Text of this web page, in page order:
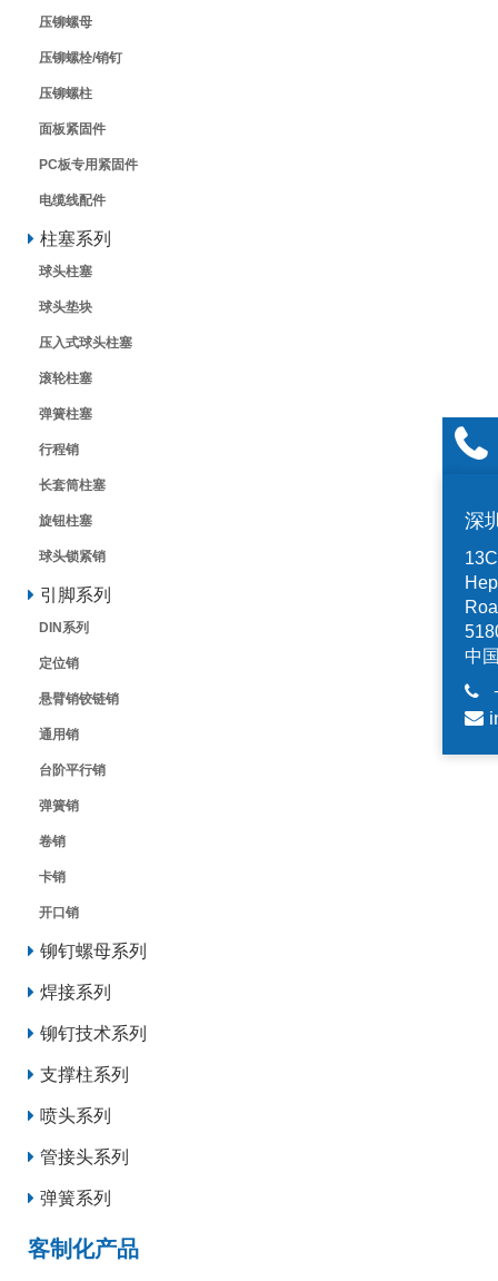
压铆螺母
压铆螺栓/销钉
压铆螺柱
面板紧固件
PC板专用紧固件
电缆线配件
柱塞系列
球头柱塞
球头垫块
压入式球头柱塞
滚轮柱塞
弹簧柱塞
行程销
长套筒柱塞
旋钮柱塞
球头锁紧销
引脚系列
DIN系列
定位销
悬臂销铰链销
通用销
台阶平行销
弹簧销
卷销
卡销
开口销
铆钉螺母系列
焊接系列
铆钉技术系列
支撑柱系列
喷头系列
管接头系列
弹簧系列
客制化产品
深
中